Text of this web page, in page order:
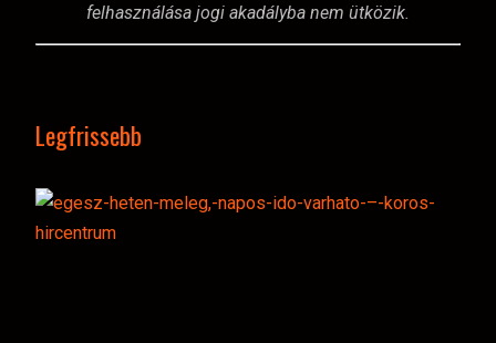
felhasználása jogi akadályba nem ütközik.
Legfrissebb